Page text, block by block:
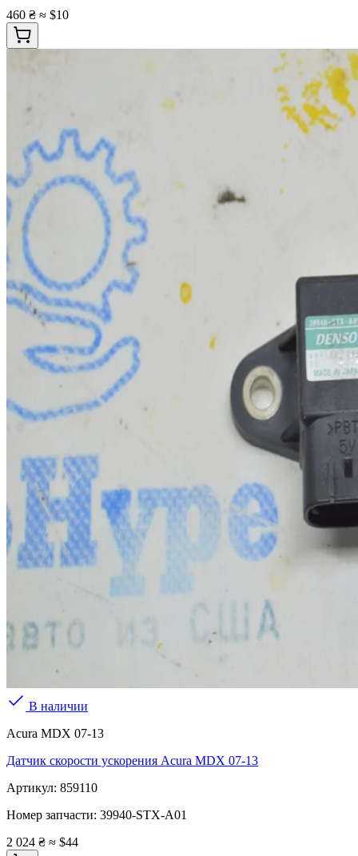
460 ₴ ≈ $10
В наличии
Acura MDX 07-13
Датчик скорости ускорения Acura MDX 07-13
Артикул: 859110
Номер запчасти: 39940-STX-A01
2 024 ₴ ≈ $44